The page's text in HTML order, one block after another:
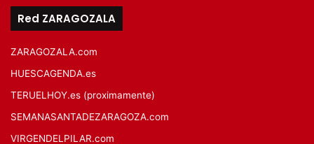
Red ZARAGOZALA
ZARAGOZALA.com
HUESCAGENDA.es
TERUELHOY.es (proximamente)
SEMANASANTADEZARAGOZA.com
VIRGENDELPILAR.com